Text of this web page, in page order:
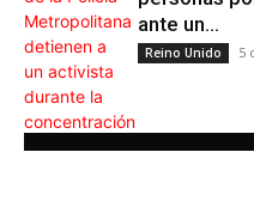
ante un...
Reino Unido 5